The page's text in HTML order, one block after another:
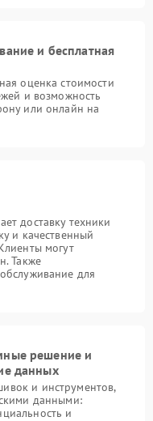
и бесплатная
оценка стоимости
и возможность
или онлайн на
доставку техники
и качественный
могут
Также
для
решение и
данных
и инструментов,
данными:
и